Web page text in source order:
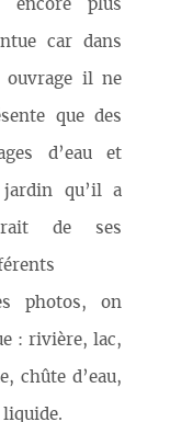
encore plus
car dans
ouvrage il ne
que des
d’eau et
jardin qu’il a
de ses
photos, on
: rivière, lac,
chûte d’eau,
liquide.